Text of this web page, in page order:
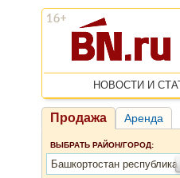
НОВОСТИ И
Продажа Аренда
ВЫБРАТЬ РАЙОН/ГОРОД:
Башкортостан республика